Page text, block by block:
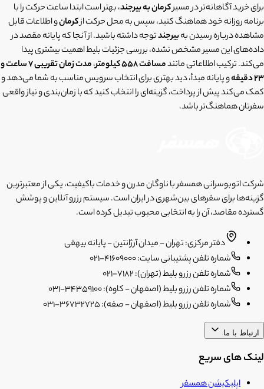
برای خرید آگاهانه‌تر در مسیرکرمان به بیرجند، بهتر است ابتدا ساعت حرکت را با
برنامه روزانه خود هماهنگ کنید، سپس به محل حرکت ازکرمانو اطلاعات قابل
مشاهده درباره رسیدن بهبیرجندتوجه داشته باشید. از آنجا که پایانه مقصد در
داده‌های این مسیر مشخص نشده، بررسی جزئیات بلیط اهمیت بیشتری پیدا
می‌کند. ترکیب اطلاعاتی مانندمسافت 558 کیلومتر ،
مدت زمان تقریبی 7 ساعت و
23 دقیقه
و پایانه مبدأ، دید بهتری برای انتخاب سرویس مناسب به شما می‌دهد و
کمک می‌کند پیش از پرداخت، گزینه‌ای را انتخاب کنید که با زمان‌بندی و نیاز واقعی
سفرتان هماهنگ‌تر باشد.
شرکت اتوبوسرانی همسفر با ناوگان مدرن و خدمات باکیفیت، یکی از معتبرترین
گزینه‌ها برای سفرهای بین‌شهری در ایران است. سیستم رزرو آنلاین و پوشش
گسترده مقاصد، آن را به انتخابی محبوب تبدیل کرده است.
دفتر مرکزی: تهران - میدان آرژانتین - پایانه بیهقی
شماره تلفن پشتیبانی سایت: 41609000-021
شماره تلفن رزرو بلیط (تهران): 7182-021
شماره تلفن رزرو بلیط (اصفهان - کاوه): 34359100-031
شماره تلفن رزرو بلیط (اصفهان - صفه): 36732725-031
ارتباط با ما
لینک های سریع
اپلیکیشن همسفر